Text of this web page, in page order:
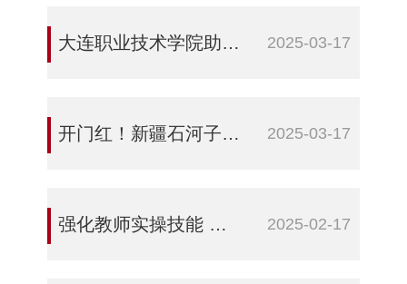
大连职业技术学院助力新疆石河子职业技术学院探索人工智能+职业教育新路径 2025-03-17
开门红！新疆石河子职业技术学院在2025年新疆职业院校技能大赛斩获“质”“量”双突破 2025-03-17
强化教师实操技能 助力食品安全教育——食品工程学院开展专业实践培训 2025-02-17